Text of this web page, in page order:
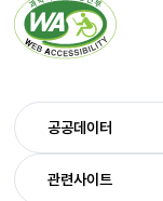
공공데이터
관련사이트